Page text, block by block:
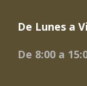
De Lunes a
De 8:00 a